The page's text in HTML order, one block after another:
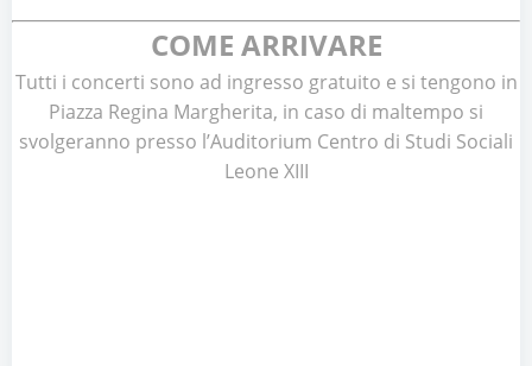
COME ARRIVARE
Tutti i concerti sono ad ingresso gratuito e si tengono in
Piazza Regina Margherita, in caso di maltempo si
svolgeranno presso l’Auditorium Centro di Studi Sociali
Leone XIII